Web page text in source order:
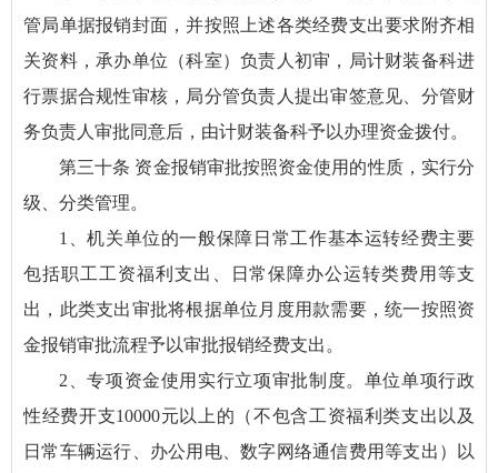
管局单据报销封面，并按照上述各类经费支出要求附齐相
关资料，承办单位（科室）负责人初审，局计财装备科进
行票据合规性审核，局分管负责人提出审签意见、分管财
务负责人审批同意后，由计财装备科予以办理资金拨付。
第三十条 资金报销审批按照资金使用的性质，实行分
级、分类管理。
1、机关单位的一般保障日常工作基本运转经费主要
包括职工工资福利支出、日常保障办公运转类费用等支
出，此类支出审批将根据单位月度用款需要，统一按照资
金报销审批流程予以审批报销经费支出。
2、专项资金使用实行立项审批制度。单位单项行政
性经费开支10000元以上的（不包含工资福利类支出以及
日常车辆运行、办公用电、数字网络通信费用等支出）以